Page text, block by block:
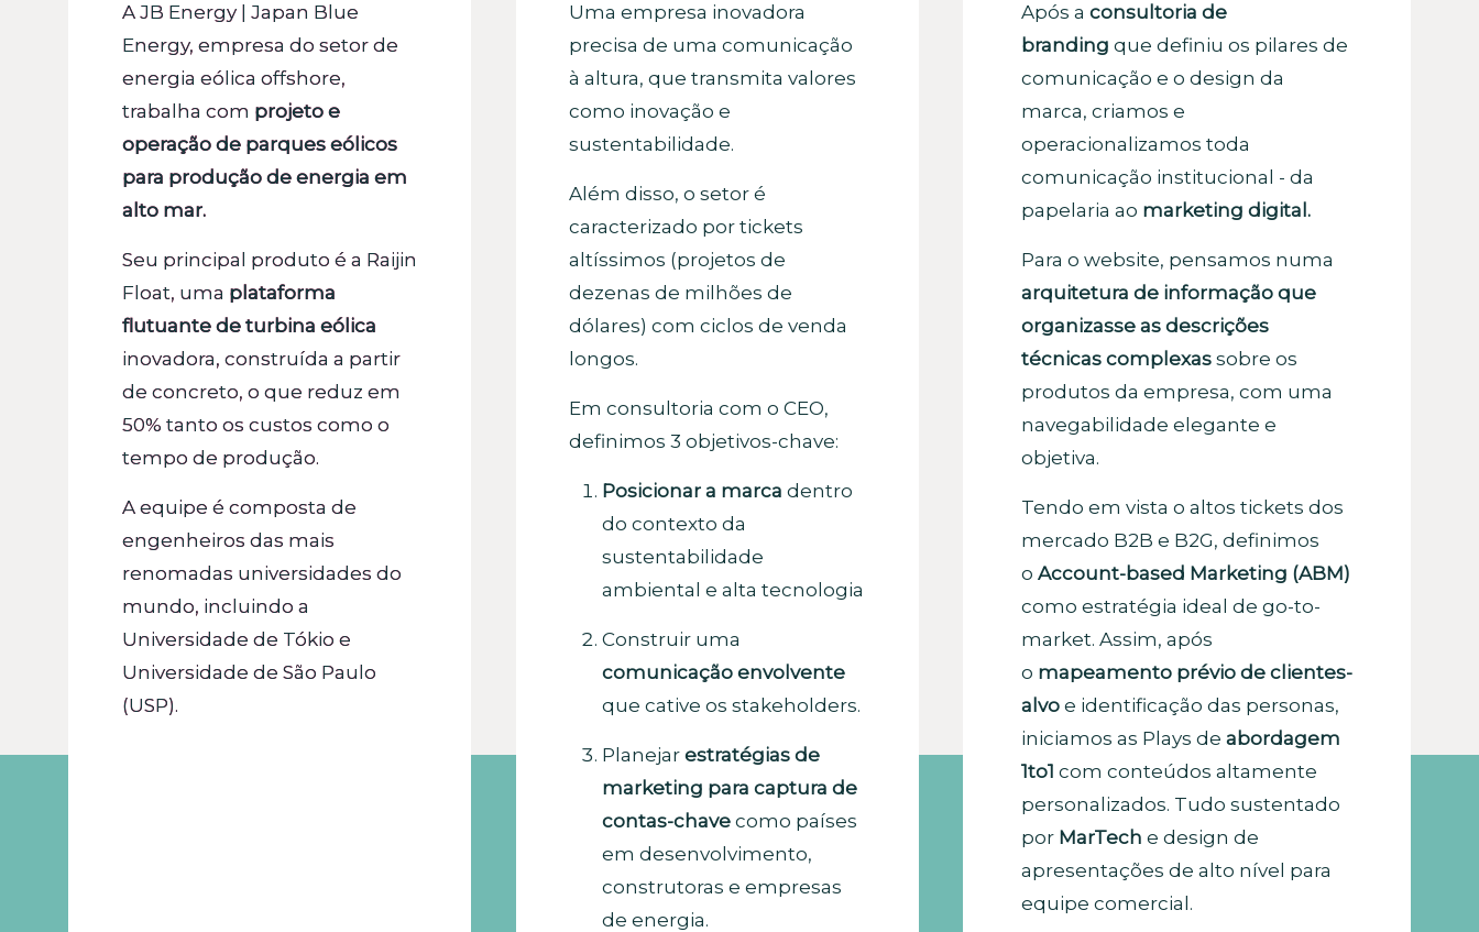
A JB Energy | Japan Blue
Energy, empresa do setor de
energia eólica offshore,
trabalha com projeto e
operação de parques eólicos
para produção de energia em
alto mar.
Seu principal produto é a Raijin
Float, uma plataforma
flutuante de turbina eólica
inovadora, construída a partir
de concreto, o que reduz em
50% tanto os custos como o
tempo de produção.
A equipe é composta de
engenheiros das mais
renomadas universidades do
mundo, incluindo a
Universidade de Tókio e
Universidade de São Paulo
(USP).
Uma empresa inovadora
precisa de uma comunicação
à altura, que transmita valores
como inovação e
sustentabilidade.
Além disso, o setor é
caracterizado por tickets
altíssimos (projetos de
dezenas de milhões de
dólares) com ciclos de venda
longos.
Em consultoria com o CEO,
definimos 3 objetivos-chave:
Posicionar a marcadentro
do contexto da
sustentabilidade
ambiental e alta tecnologia
Construir uma
comunicação envolvente
que cative os stakeholders.
Planejarestratégias de
marketing para captura de
contas-chave como países
em desenvolvimento,
construtoras e empresas
de energia.
Após a consultoria de
branding que definiu os pilares de
comunicação e o design da
marca, criamos e
operacionalizamos toda
comunicação institucional - da
papelaria ao marketing digital.
Para o website, pensamos numa
arquitetura de informação que
organizasse as descrições
técnicas complexas sobre os
produtos da empresa, com uma
navegabilidade elegante e
objetiva.
Tendo em vista o altos tickets dos
mercado B2B e B2G, definimos
o Account-based Marketing (ABM)
como estratégia ideal de go-to-
market. Assim, após
o mapeamento prévio de clientes-
alvoe identificação das personas,
iniciamos as Plays de abordagem
1to1 com conteúdos altamente
personalizados. Tudo sustentado
por MarTech e design de
apresentações de alto nível para
equipe comercial.